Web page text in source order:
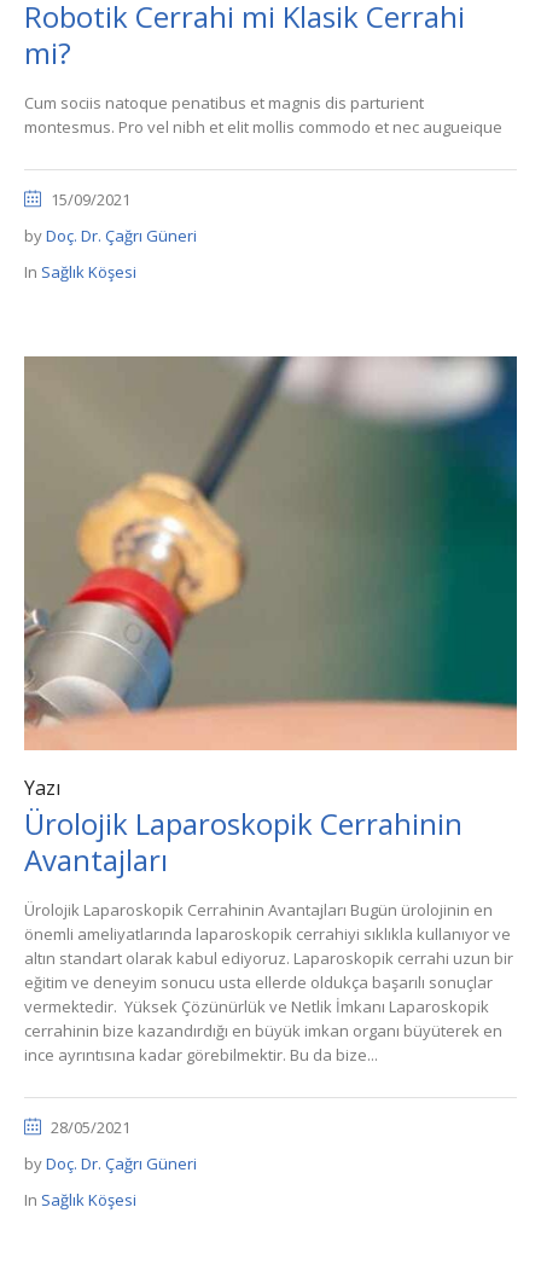
Robotik Cerrahi mi Klasik Cerrahi
mi?
Cum sociis natoque penatibus et magnis dis parturient
montesmus. Pro vel nibh et elit mollis commodo et nec augueique
15/09/2021
byDoç. Dr. Çağrı Güneri
In Sağlık Köşesi
Yazı
Ürolojik Laparoskopik Cerrahinin
Avantajları
Ürolojik Laparoskopik Cerrahinin Avantajları Bugün ürolojinin en
önemli ameliyatlarında laparoskopik cerrahiyi sıklıkla kullanıyor ve
altın standart olarak kabul ediyoruz. Laparoskopik cerrahi uzun bir
eğitim ve deneyim sonucu usta ellerde oldukça başarılı sonuçlar
vermektedir. Yüksek Çözünürlük ve Netlik İmkanı Laparoskopik
cerrahinin bize kazandırdığı en büyük imkan organı büyüterek en
ince ayrıntısına kadar görebilmektir. Bu da bize...
28/05/2021
byDoç. Dr. Çağrı Güneri
In Sağlık Köşesi